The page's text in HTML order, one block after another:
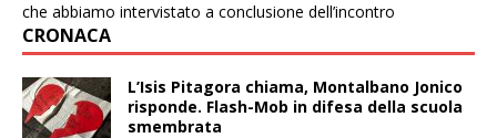
che abbiamo intervistato a conclusione dell’incontro
CRONACA
L’Isis Pitagora chiama, Montalbano Jonico
risponde. Flash-Mob in difesa della scuola
smembrata